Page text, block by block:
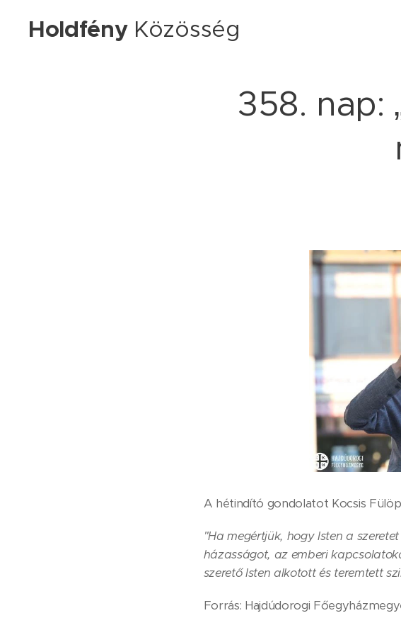
HoldfényKözösség
358. nap:
A hétindító gondolatot Kocsis
"Ha megértjük, hogy Isten a
házasságot, az emberi
szerető Isten alkotott és teremtett
Forrás: Hajdúdorogi